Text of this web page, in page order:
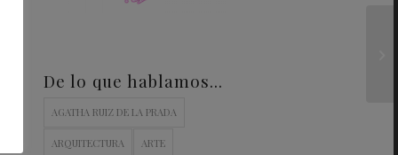
De lo que hablamos…
AGATHA RUIZ DE LA PRADA
ARQUITECTURA ARTE